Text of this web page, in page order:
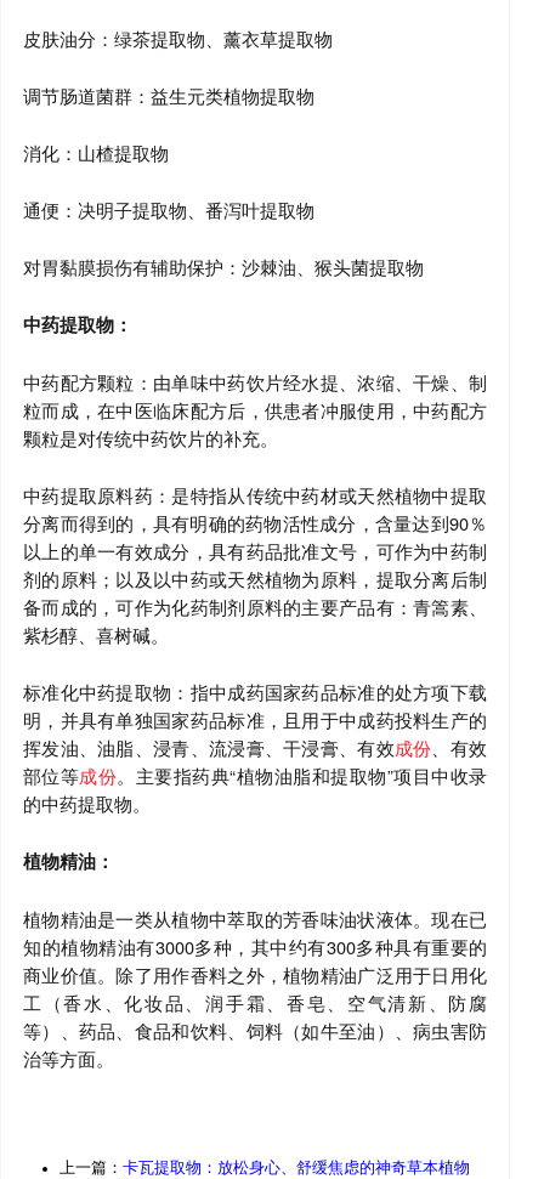
皮肤油分：绿茶提取物、薰衣草提取物
调节肠道菌群：益生元类植物提取物
消化：山楂提取物
通便：决明子提取物、番泻叶提取物
对胃黏膜损伤有辅助保护：沙棘油、猴头菌提取物
中药提取物：
中药配方颗粒：由单味中药饮片经水提、浓缩、干燥、制
粒而成，在中医临床配方后，供患者冲服使用，中药配方
颗粒是对传统中药饮片的补充。
中药提取原料药：是特指从传统中药材或天然植物中提取
分离而得到的，具有明确的药物活性成分，含量达到90％
以上的单一有效成分，具有药品批准文号，可作为中药制
剂的原料；以及以中药或天然植物为原料，提取分离后制
备而成的，可作为化药制剂原料的主要产品有：青篙素、
紫杉醇、喜树碱。
标准化中药提取物：指中成药国家药品标准的处方项下载
明，并具有单独国家药品标准，且用于中成药投料生产的
挥发油、油脂、浸青、流浸膏、干浸膏、有效成份 、有效
部位等成份。主要指药典“植物油脂和提取物”项目中收录
的中药提取物。
植物精油：
植物精油是一类从植物中萃取的芳香味油状液体。现在已
知的植物精油有3000多种，其中约有300多种具有重要的
商业价值。除了用作香料之外，植物精油广泛用于日用化
工（香水、化妆品、润手霜、香皂、空气清新、防腐
等）、药品、食品和饮料、饲料（如牛至油）、病虫害防
治等方面。
上一篇： 卡瓦提取物：放松身心、舒缓焦虑的神奇草本植物